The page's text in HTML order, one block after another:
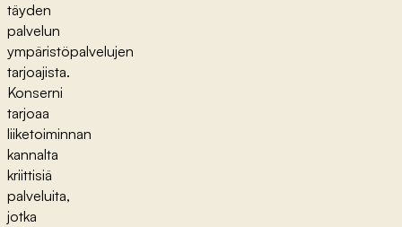
täyden
palvelun
ympäristöpalvelujen
tarjoajista.
Konserni
tarjoaa
liiketoiminnan
kannalta
kriittisiä
palveluita,
jotka